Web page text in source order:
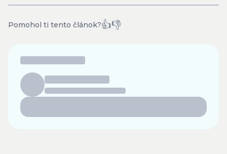
Pomohol ti tento článok?👍👎